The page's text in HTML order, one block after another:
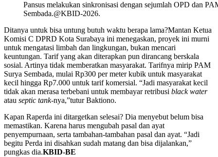
Pansus melakukan sinkronisasi dengan sejumlah OPD dan
Sembada.@KBID-2026.
Ditanya untuk bisa untung butuh waktu berapa lama?Mantan Ketua
Komisi C DPRD Kota Surabaya ini menegaskan, proyek ini murni
untuk mengatasi limbah dan lingkungan, bukan mencari
keuntungan. Tarif yang akan diterapkan pun dirancang berskala
sosial. Artinya tidak memberatkan masyarakat. Tarifnya mirip PAM
Surya Sembada, mulai Rp300 per meter kubik untuk masyarakat
kecil hingga Rp7.000 untuk tarif komersial. “Jadi masyarakat kecil
tidak akan merasa terbebani untuk membayar retribusi black water
atau septic tank-nya,”tutur Baktiono.
Kapan Raperda ini ditargetkan selesai? Dia menyebut belum bisa
memastikan. Karena harus mengubah pasal dan ayat
penyempurnaan, serta tambahan-tambahan pasal dan ayat. “Jadi
begitu Perda ini disahkan sudah matang dan bisa dijalankan,”
pungkas dia.KBID-BE